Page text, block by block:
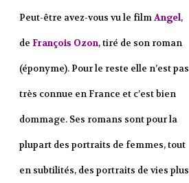
Peut-être avez-vous vu le filmAngel,
de François Ozon, tiré de son roman
(éponyme). Pour le reste elle n’est pas
très connue en France et c’est bien
dommage. Ses romans sont pour la
plupart des portraits de femmes, tout
en subtilités, des portraits de vies plus